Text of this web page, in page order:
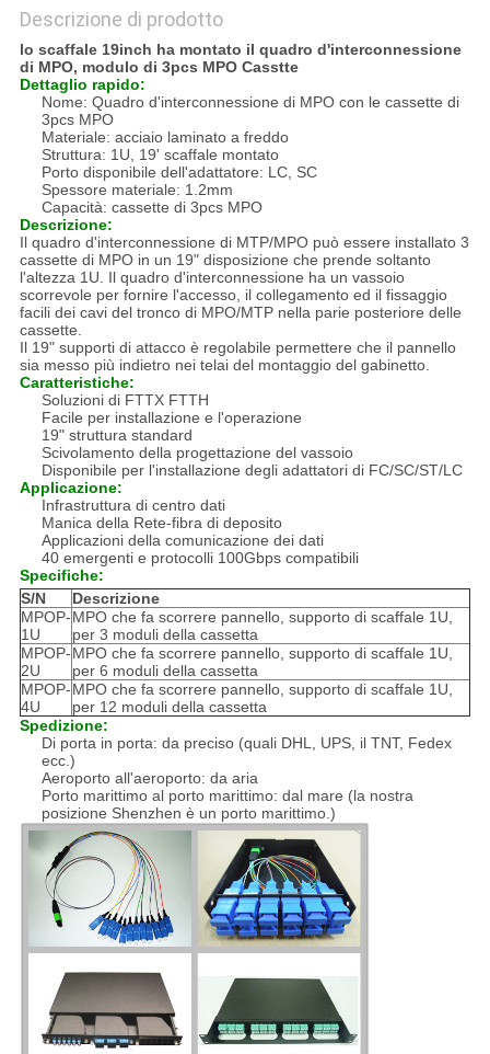
Descrizione di prodotto
lo scaffale 19inch ha montato il quadro d'interconnessione
di MPO, modulo di 3pcs MPO Casstte
Dettaglio rapido:
Nome: Quadro d'interconnessione di MPO con le cassette di
3pcs MPO
Materiale: acciaio laminato a freddo
Struttura: 1U, 19' scaffale montato
Porto disponibile dell'adattatore: LC, SC
Spessore materiale: 1.2mm
Capacità: cassette di 3pcs MPO
Descrizione:
Il quadro d'interconnessione di MTP/MPO può essere installato 3
cassette di MPO in un 19" disposizione che prende soltanto
l'altezza 1U. Il quadro d'interconnessione ha un vassoio
scorrevole per fornire l'accesso, il collegamento ed il fissaggio
facili dei cavi del tronco di MPO/MTP nella parie posteriore delle
cassette.
Il 19" supporti di attacco è regolabile permettere che il pannello
sia messo più indietro nei telai del montaggio del gabinetto.
Caratteristiche:
Soluzioni di FTTX FTTH
Facile per installazione e l'operazione
19" struttura standard
Scivolamento della progettazione del vassoio
Disponibile per l'installazione degli adattatori di FC/SC/ST/LC
Applicazione:
Infrastruttura di centro dati
Manica della Rete-fibra di deposito
Applicazioni della comunicazione dei dati
40 emergenti e protocolli 100Gbps compatibili
Specifiche:
S/N
Descrizione
MPOP-
1U
MPO che fa scorrere pannello, supporto di scaffale 1U,
per 3 moduli della cassetta
MPOP-
2U
MPO che fa scorrere pannello, supporto di scaffale 1U,
per 6 moduli della cassetta
MPOP-
4U
MPO che fa scorrere pannello, supporto di scaffale 1U,
per 12 moduli della cassetta
Spedizione:
Di porta in porta: da preciso (quali DHL, UPS, il TNT, Fedex
ecc.)
Aeroporto all'aeroporto: da aria
Porto marittimo al porto marittimo: dal mare (la nostra
posizione Shenzhen è un porto marittimo.)